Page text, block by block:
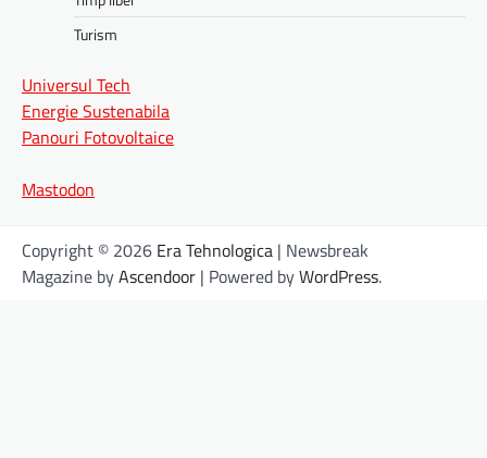
Turism
Universul Tech
Energie Sustenabila
Panouri Fotovoltaice
Mastodon
Copyright © 2026 Era Tehnologica | Newsbreak
Magazine byAscendoor | Powered byWordPress.